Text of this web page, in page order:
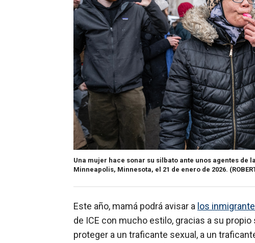
Una mujer hace sonar su silbato ante unos agentes de
Minneapolis, Minnesota, el 21 de enero de 2026.
Este año, mamá podrá avisar a los
de ICE con mucho estilo, gracias a su
proteger a un traficante sexual, a un